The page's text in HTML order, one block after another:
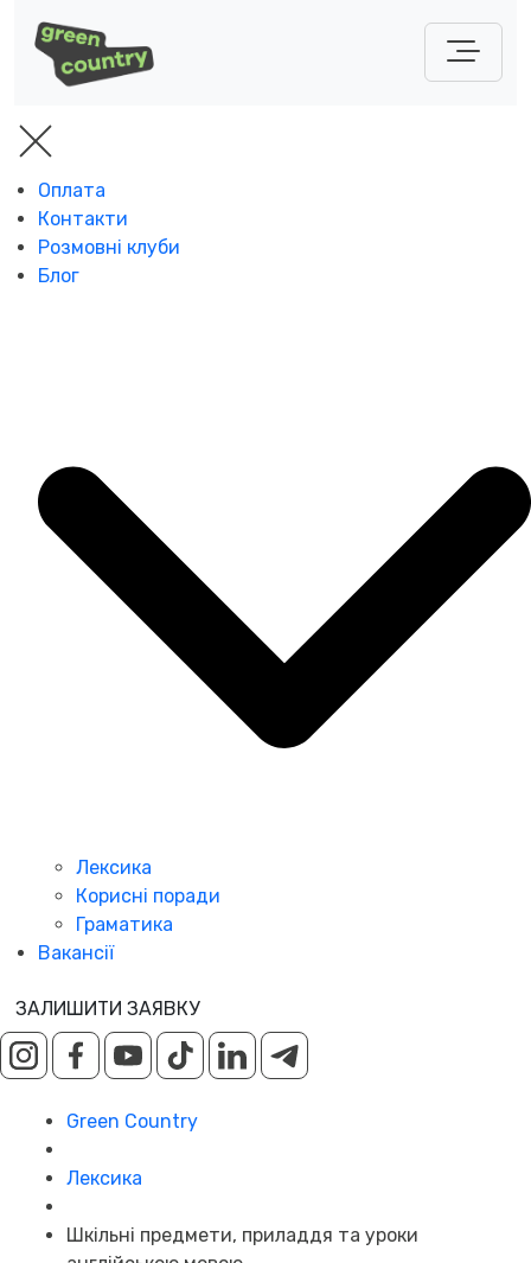
Оплата
Контакти
Розмовні клуби
Блог
Лексика
Корисні поради
Граматика
Вакансії
ЗАЛИШИТИ ЗАЯВКУ
Green Country
Лексика
Шкільні предмети, приладдя та уроки